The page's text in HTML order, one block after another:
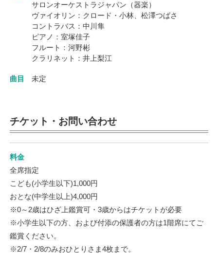
サロンオーケストラジャパン（器楽）
ヴァイオリン：クロード・小林、松澤つばさ
コントラバス：中川隼
ピアノ：室塚佳子
フルート：︎河野彬
クラリネット：︎井上梨江
曲目 未定
チケット・お問い合わせ
料金
全席指定
こども(小学生以下)1,000円
おとな(中学生以上)4,000円
※0～2歳はひざ上鑑賞可・3歳からはチケットが必要
※小学生以下の方、および付添の保護者の方は1階席にてご
鑑賞ください。
※2/7・2/8のみおひとりさま4枚まで。